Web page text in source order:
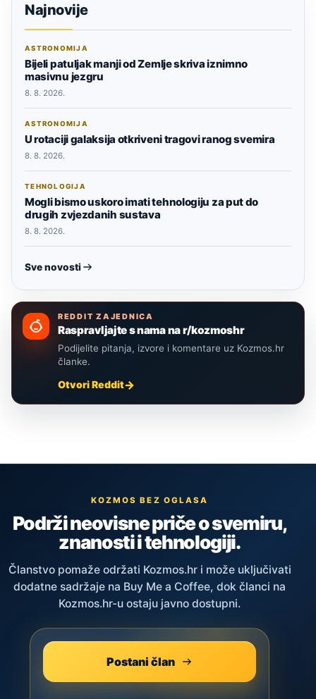
Najnovije
ASTRONOMIJA
Bijeli patuljak manji od Zemlje skriva iznimno
masivnu jezgru
8. 8. 2026.
ASTRONOMIJA
U rotaciji galaksija otkriveni tragovi ranog svemira
8. 8. 2026.
TEHNOLOGIJA
Mogli bismo uskoro imati tehnologiju za put do
drugih zvjezdanih sustava
8. 8. 2026.
Sve novosti
REDDIT ZAJEDNICA
Raspravljajte s nama na r/kozmoshr
Podijelite pitanja, izvore i komentare uz Kozmos.hr
članke.
Otvori Reddit
KOZMOS BEZ OGLASA
Podrži neovisne priče o svemiru,
znanosti i tehnologiji.
Članstvo pomaže održati Kozmos.hr i može uključivati
dodatne sadržaje na Buy Me a Coffee, dok članci na
Kozmos.hr-u ostaju javno dostupni.
Postani član